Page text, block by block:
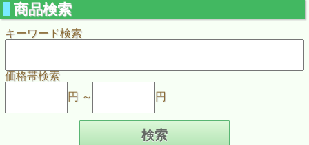
商品検索
キーワード検索
価格帯検索
円 ～
円